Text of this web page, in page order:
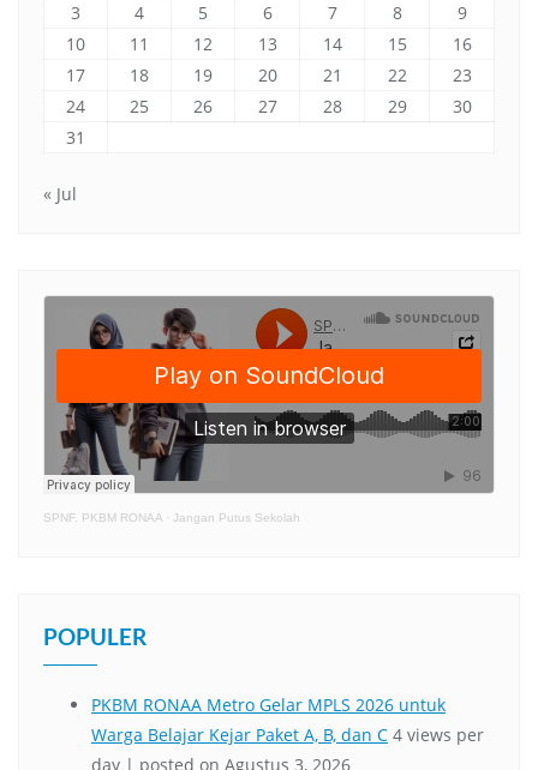
3
4 5 6 7 8
9
10
11 12 13 14 15
16
17
18 19 20 21 22
23
24
25 26 27 28 29
30
31
« Jul
SPNF. PKBM RONAA · Jangan Putus Sekolah
POPULER